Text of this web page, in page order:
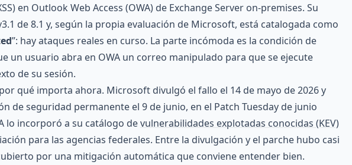
en Outlook Web Access (OWA) de Exchange Server on-premises. Su
de 8.1 y, según la propia evaluación de Microsoft, está catalogada como
”: hay ataques reales en curso. La parte incómoda es la condición de
un usuario abra en OWA un correo manipulado para que se ejecute
de su sesión.
qué importa ahora. Microsoft divulgó el fallo el 14 de mayo de 2026 y
de seguridad permanente el 9 de junio, en el Patch Tuesday de junio
lo incorporó a su catálogo devulnerabilidades explotadas conocidas (KEV)
para las agencias federales. Entre la divulgación y el parche hubo casi
por una mitigación automática que conviene entender bien.